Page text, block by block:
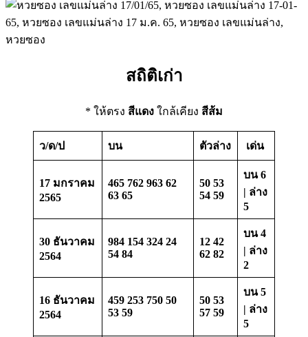
สถิติเก่า
* ให้ตรง สีแดง ใกล้เคียง สีส้ม
ว/ด/ป บน ตัวล่าง เด่น
17 มกราคม
2565
465 762 963 62
63 65
50 53
54 59
บน 6
| ล่าง
5
30 ธันวาคม
2564
984 154 324 24
54 84
12 42
62 82
บน 4
| ล่าง
2
16 ธันวาคม
2564
459 253 750 50
53 59
50 53
57 59
บน 5
| ล่าง
5